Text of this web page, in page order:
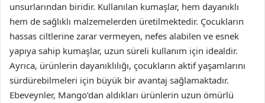
unsurlarından biridir. Kullanılan kumaşlar, hem dayanıklı
hem de sağlıklı malzemelerden üretilmektedir. Çocukların
hassas ciltlerine zarar vermeyen, nefes alabilen ve esnek
yapıya sahip kumaşlar, uzun süreli kullanım için idealdir.
Ayrıca, ürünlerin dayanıklılığı, çocukların aktif yaşamlarını
sürdürebilmeleri için büyük bir avantaj sağlamaktadır.
Ebeveynler, Mango’dan aldıkları ürünlerin uzun ömürlü